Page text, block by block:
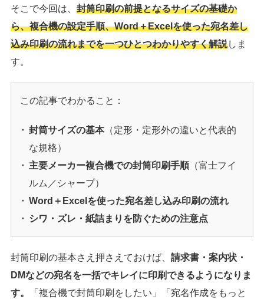
そこで今回は、 封筒印刷の前提となるサイズの基礎か
ら、複合機の設定手順、Word＋Excelを使った宛名差し
込み印刷の流れまでを一つひとつわかりやすく解説しま
す。
この記事でわかること：
封筒サイズの基本（定形・定形外の違いと代表的
な規格）
主要メーカー複合機での封筒印刷手順（富士フイ
ルム／シャープ）
Word＋Excelを使った宛名差し込み印刷の流れ
シワ・ズレ・紙詰まりを防ぐための注意点
封筒印刷の基本さえ押さえておけば、 請求書・案内状・
DMなどの宛名を一括でキレイに印刷できるようになりま
す。
「複合機で封筒印刷をしたい」「宛名作成をもっと